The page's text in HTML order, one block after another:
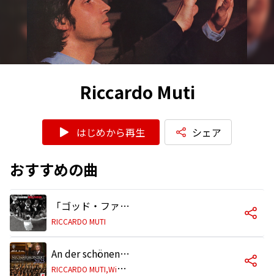
Riccardo Muti
はじめから再生 シェア
おすすめの曲
「ゴッド・ファーザー Part II」〜エンド・タイトル
RICCARDO MUTI
An der schönen blauen Donau, Walzer, Op. 314
R
ICCARDO MUTI,Wiener Philharmoniker